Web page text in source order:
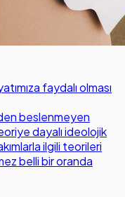
faydalı olması
beslenmeyen
dayalı ideolojik
ilgili teorileri
belli bir oranda